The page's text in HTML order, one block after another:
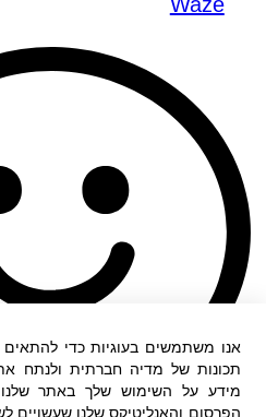
אנו משתמשים בעוגיות כדי להתאים
תכונות של מדיה חברתית ולנתח
מידע על השימוש שלך באתר
הפרסום והאנליטיקס שלנו